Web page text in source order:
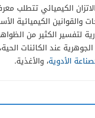
الكيميائي تتطلب
والقوانين الكيميائية
لتفسير الكثير من
عند الكائنات
الأدوية، والأغذية.